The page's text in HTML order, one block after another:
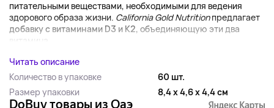
питательными веществами, необходимыми для ведения
здорового образа жизни. California Gold Nutritionпредлагает
добавку с витаминами D3 и K2, объединяющую эти два
витамина...
Читать описание
Количество в упаковке
60 шт.
Размер упаковки
8,4 x 4,6 x 4,4 см